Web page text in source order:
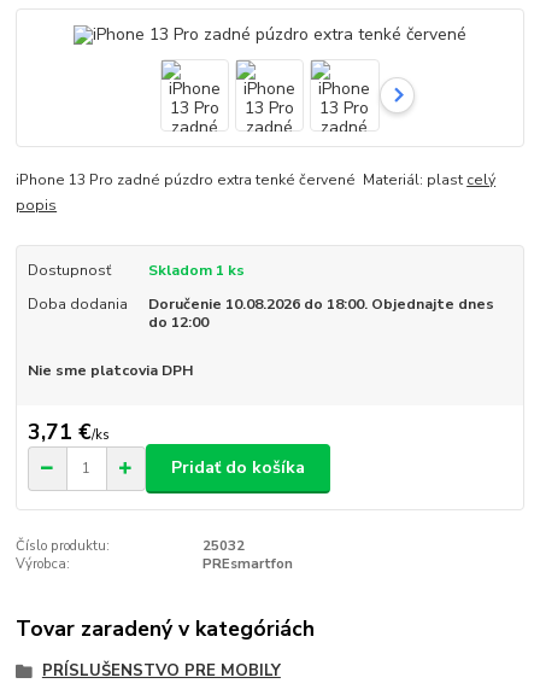
iPhone 13 Pro zadné púzdro extra tenké červené Materiál: plast celý
popis
Dostupnosť
Skladom 1 ks
Doba dodania
Doručenie 10.08.2026 do 18:00. Objednajte dnes
do 12:00
Nie sme platcovia DPH
3,71 €/ks
Pridať do košíka
Číslo produktu:
25032
Výrobca:
PREsmartfon
Tovar zaradený v kategóriách
PRÍSLUŠENSTVO PRE MOBILY